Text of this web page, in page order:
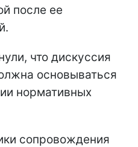
после ее
что дискуссия
основываться
нормативных
сопровождения